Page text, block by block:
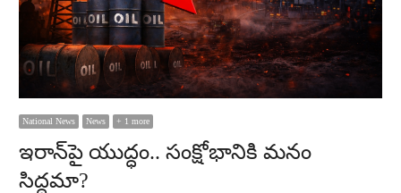
National News News + 1 more
ఇరాన్‌పై యుద్ధం.. సంక్షోభానికి మనం
సిద్ధమా?